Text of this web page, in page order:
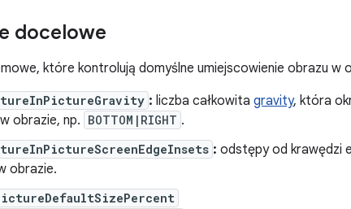
docelowe
które kontrolują domyślne umiejscowienie obrazu w
: liczba całkowita gravity, która
obrazie, np. BOTTOM|RIGHT .
: odstępy od krawędzi
obrazie.